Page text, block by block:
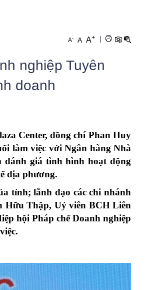
Hà
La
Đà
Doanh nghiệp cần biết
Quảng bá sản phẩm hội viên
Giải quyết ý kiên, kiến nghị
Tư vấn pháp luật
ĐÀO TẠO NGHỀ
NHÌN RA TỈNH BẠN
CLB KẾ NGHIỆP DOANH NHÂN
A- A A+ |
nghiệp Tuyên
doanh
Center, đồng chí Phan Huy
làm việc với Ngân hàng Nhà
đánh giá tình hình hoạt động
địa phương.
tỉnh; lãnh đạo các chi nhánh
Hữu Thập, Uỷ viên BCH Liên
hội Pháp chế Doanh nghiệp